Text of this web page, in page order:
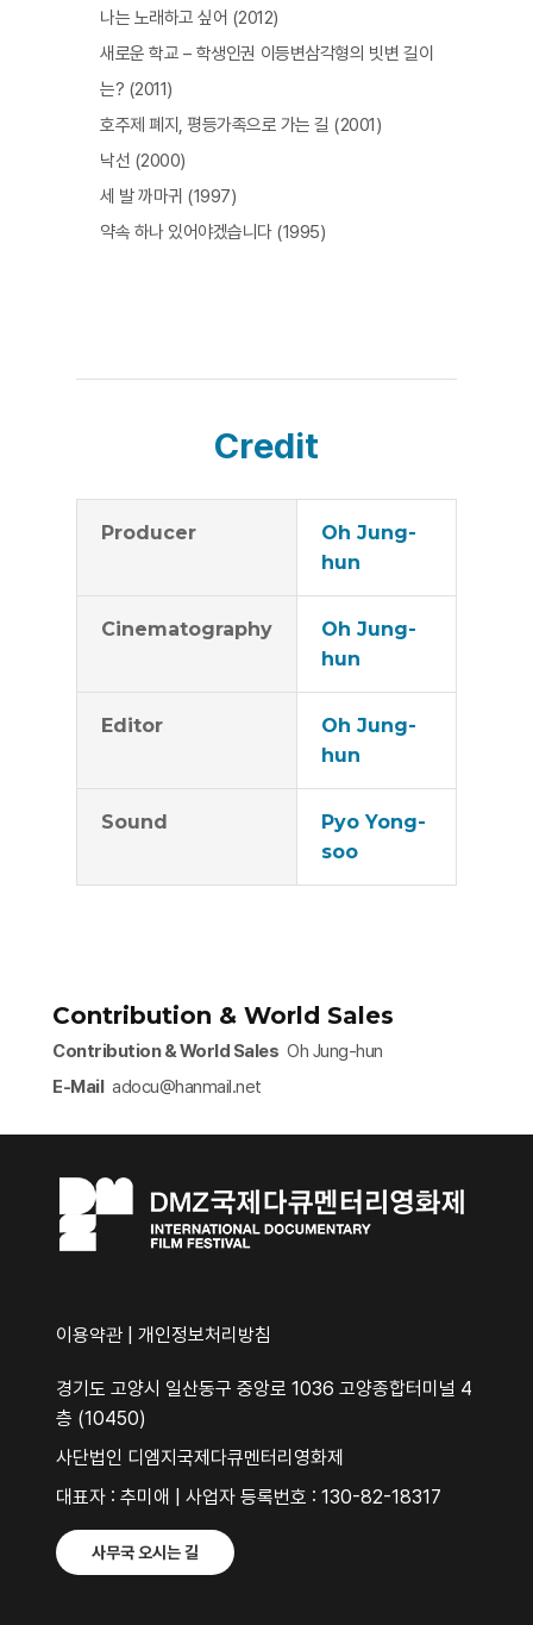
나는 노래하고 싶어 (2012)
새로운 학교 – 학생인권 이등변삼각형의 빗변 길이
는? (2011)
호주제 폐지, 평등가족으로 가는 길 (2001)
낙선 (2000)
세 발 까마귀 (1997)
약속 하나 있어야겠습니다 (1995)
Credit
Producer
Oh Jung-
hun
Cinematography
Oh Jung-
hun
Editor
Oh Jung-
hun
Sound
Pyo Yong-
soo
Contribution & World Sales
Contribution & World Sales Oh Jung-hun
E-Mailadocu@hanmail.net​
이용약관 개인정보처리방침
경기도 고양시 일산동구 중앙로 1036 고양종합터미널 4
층 (10450)
사단법인 디엠지국제다큐멘터리영화제
대표자 : 추미애 | 사업자 등록번호 : 130-82-18317
사무국 오시는 길